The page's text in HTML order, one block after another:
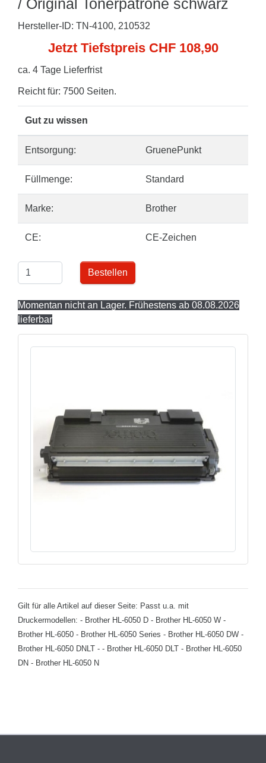
/ Original Tonerpatrone schwarz
Hersteller-ID: TN-4100, 210532
Jetzt Tiefstpreis CHF 108,90
ca. 4 Tage Lieferfrist
Reicht für: 7500 Seiten.
Gut zu wissen
Entsorgung: GruenePunkt
Füllmenge: Standard
Marke: Brother
CE: CE-Zeichen
Bestellen
Momentan nicht an Lager. Frühestens ab 08.08.2026
lieferbar
Gilt für alle Artikel auf dieser Seite: Passt u.a. mit
Druckermodellen: - Brother HL-6050 D - Brother HL-6050 W -
Brother HL-6050 - Brother HL-6050 Series - Brother HL-6050 DW -
Brother HL-6050 DNLT - - Brother HL-6050 DLT - Brother HL-6050
DN - Brother HL-6050 N